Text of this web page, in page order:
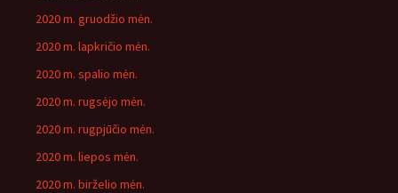
2020 m. gruodžio mėn.
2020 m. lapkričio mėn.
2020 m. spalio mėn.
2020 m. rugsėjo mėn.
2020 m. rugpjūčio mėn.
2020 m. liepos mėn.
2020 m. birželio mėn.